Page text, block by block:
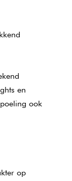
en
ook
op